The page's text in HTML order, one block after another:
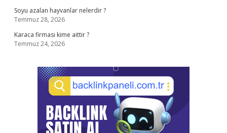
Soyu azalan hayvanlar nelerdir ?
Temmuz 28, 2026
Karaca firması kime aittir ?
Temmuz 24, 2026